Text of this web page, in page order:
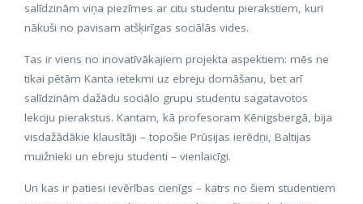
salīdzinām viņa piezīmes ar citu studentu pierakstiem, kuri
nākuši no pavisam atšķirīgas sociālās vides.
Tas ir viens no inovatīvākajiem projekta aspektiem: mēs ne
tikai pētām Kanta ietekmi uz ebreju domāšanu, bet arī
salīdzinām dažādu sociālo grupu studentu sagatavotos
lekciju pierakstus. Kantam, kā profesoram Kēnigsbergā, bija
visdažādākie klausītāji – topošie Prūsijas ierēdņi, Baltijas
muižnieki un ebreju studenti – vienlaicīgi.
Un kas ir patiesi ievērības cienīgs – katrs no šiem studentiem